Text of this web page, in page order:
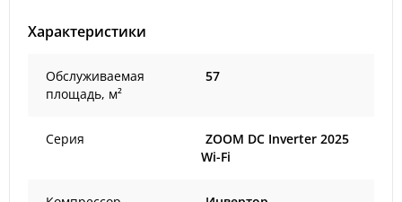
Характеристики
Обслуживаемая
площадь, м²
57
Серия
ZOOM DC Inverter 2025
Wi-Fi